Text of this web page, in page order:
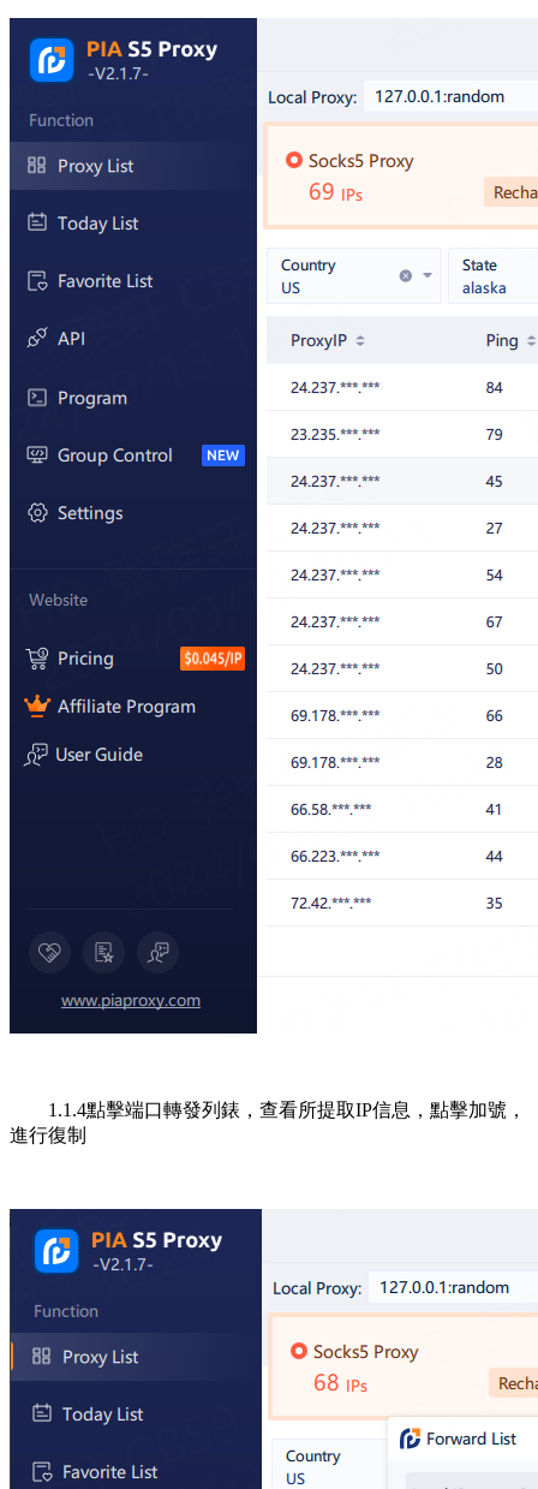
1.1.4點擊端口轉發列錶，查看所提取IP信息，點擊加號，
進行復制